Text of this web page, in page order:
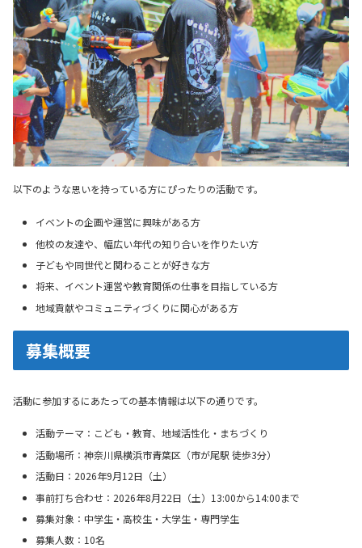
以下のような思いを持っている方にぴったりの活動です。
イベントの企画や運営に興味がある方
他校の友達や、幅広い年代の知り合いを作りたい方
子どもや同世代と関わることが好きな方
将来、イベント運営や教育関係の仕事を目指している方
地域貢献やコミュニティづくりに関心がある方
募集概要
活動に参加するにあたっての基本情報は以下の通りです。
活動テーマ：こども・教育、地域活性化・まちづくり
活動場所：神奈川県横浜市青葉区（市が尾駅 徒歩3分）
活動日：2026年9月12日（土）
事前打ち合わせ：2026年8月22日（土）13:00から14:00まで
募集対象：中学生・高校生・大学生・専門学生
募集人数：10名